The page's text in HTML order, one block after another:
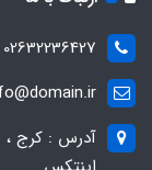
02632236427
آدرس : کرج ،